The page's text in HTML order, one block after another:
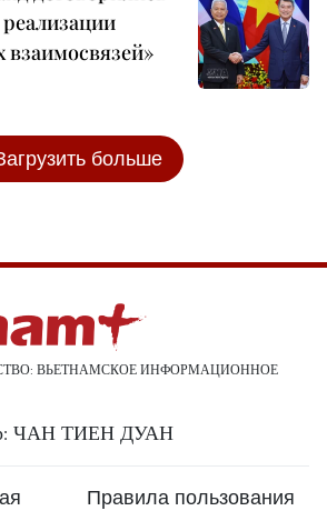
взаимосвязей»
больше
ВЬЕТНАМСКОЕ ИНФОРМАЦИОННОЕ
ЧАН ТИЕН ДУАН
Правила пользования